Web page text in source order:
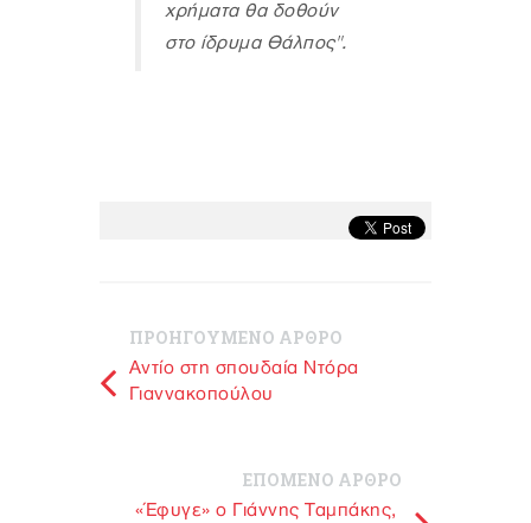
χρήματα θα δοθούν
στο ίδρυμα Θάλπος".
ΠΡΟΗΓΟΥΜΕΝΟ ΑΡΘΡΟ
Αντίο στη σπουδαία Ντόρα
Γιαννακοπούλου
ΕΠΟΜΕΝΟ ΑΡΘΡΟ
«Έφυγε» ο Γιάννης Ταμπάκης,